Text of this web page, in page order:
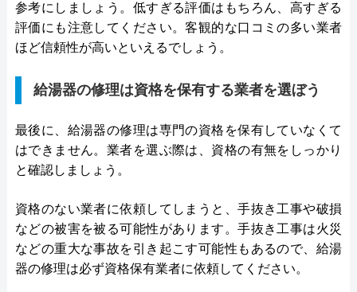
参考にしましょう。低すぎる評価はもちろん、高すぎる
評価にも注意してください。客観的な口コミの多い業者
ほど信頼性が高いといえるでしょう。
給湯器の修理は資格を保有する業者を選ぼう
最後に、給湯器の修理は専門の資格を保有していなくて
はできません。業者を選ぶ際は、資格の有無をしっかり
と確認しましょう。
資格のない業者に依頼してしまうと、手抜き工事や破損
などの被害を被る可能性があります。手抜き工事は火災
などの重大な事故を引き起こす可能性もあるので、給湯
器の修理は必ず資格保有業者に依頼してください。